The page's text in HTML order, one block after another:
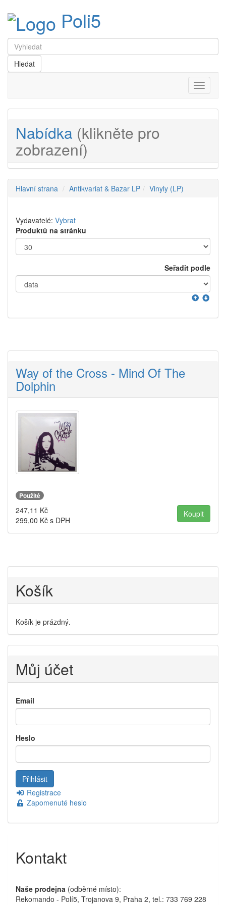
Poli5
Menu
Nabídka (klikněte pro
zobrazení)
Hlavní strana Antikvariat & Bazar LP Vinyly (LP)
Vydavatelé: Vybrat
Produktů na stránku
Seřadit podle
Way of the Cross - Mind Of The
Dolphin
Použité
247,11 Kč
299,00 Kč s DPH
Košík
Košík je prázdný.
Můj účet
Email
Heslo
Registrace
Zapomenuté heslo
Kontakt
Naše prodejna (odběrné místo):
Rekomando - Polí5, Trojanova 9, Praha 2, tel.: 733 769 228